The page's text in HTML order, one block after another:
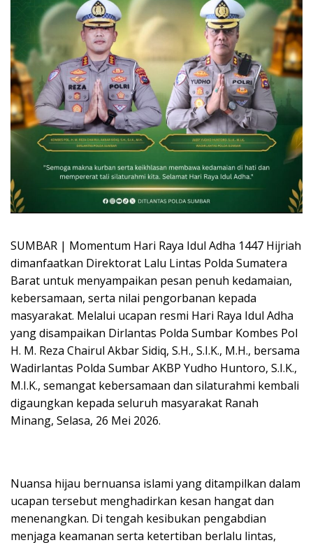
SUMBAR | Momentum Hari Raya Idul Adha 1447 Hijriah
dimanfaatkan Direktorat Lalu Lintas Polda Sumatera
Barat untuk menyampaikan pesan penuh kedamaian,
kebersamaan, serta nilai pengorbanan kepada
masyarakat. Melalui ucapan resmi Hari Raya Idul Adha
yang disampaikan Dirlantas Polda Sumbar Kombes Pol
H. M. Reza Chairul Akbar Sidiq, S.H., S.I.K., M.H., bersama
Wadirlantas Polda Sumbar AKBP Yudho Huntoro, S.I.K.,
M.I.K., semangat kebersamaan dan silaturahmi kembali
digaungkan kepada seluruh masyarakat Ranah
Minang, Selasa, 26 Mei 2026.
Nuansa hijau bernuansa islami yang ditampilkan dalam
ucapan tersebut menghadirkan kesan hangat dan
menenangkan. Di tengah kesibukan pengabdian
menjaga keamanan serta ketertiban berlalu lintas,